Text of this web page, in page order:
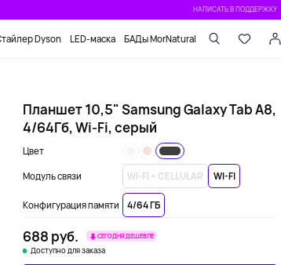
НАПИСАТЬ В ПОДДЕРЖКУ
Dyson LED-маска БАДы MorNatural
Планшет 10,5" Samsung Galaxy Tab A8,
4/64Гб, Wi-Fi, серый
Цвет
Модуль связи WI-FI + CELLULAR WI-FI
Конфигурация памяти 4/64 ГБ
688 руб. СЕГОДНЯ ДЕШЕВЛЕ
Доступно для заказа